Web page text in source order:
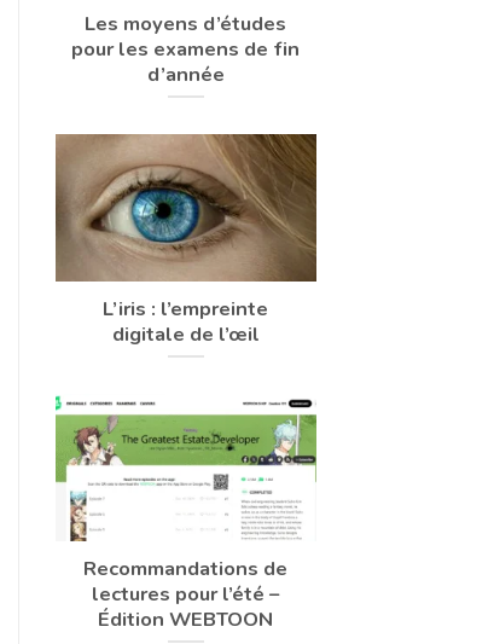
Les moyens d’études
pour les examens de fin
d’année
L’iris : l’empreinte
digitale de l’œil
Recommandations de
lectures pour l’été –
Édition WEBTOON